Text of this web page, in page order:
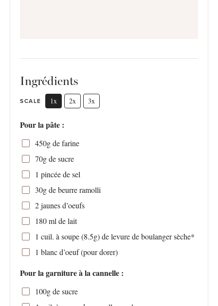
Ingrédients
SCALE 1x 2x 3x
Pour la pâte :
450gde farine
70gde sucre
1 pincée de sel
30gde beurre ramolli
2jaunes d’oeufs
180ml de lait
1 cuil. à soupe (8.5g) de levure de boulanger sèche*
1 blanc d’oeuf (pour dorer)
Pour la garniture à la cannelle :
100gde sucre